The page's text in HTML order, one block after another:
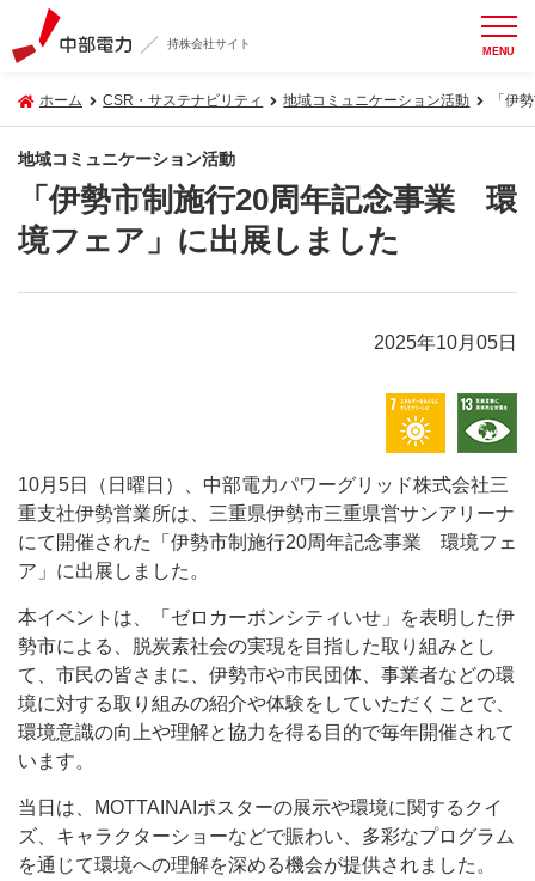
持株会社サイト MENU
ホーム CSR・サステナビリティ 地域コミュニケーション活動 「伊
地域コミュニケーション活動
「伊勢市制施行20周年記念事業 環
境フェア」に出展しました
2025年10月05日
10月5日（日曜日）、中部電力パワーグリッド株式会社三
重支社伊勢営業所は、三重県伊勢市三重県営サンアリーナ
にて開催された「伊勢市制施行20周年記念事業 環境フェ
ア」に出展しました。
本イベントは、「ゼロカーボンシティいせ」を表明した伊
勢市による、脱炭素社会の実現を目指した取り組みとし
て、市民の皆さまに、伊勢市や市民団体、事業者などの環
境に対する取り組みの紹介や体験をしていただくことで、
環境意識の向上や理解と協力を得る目的で毎年開催されて
います。
当日は、MOTTAINAIポスターの展示や環境に関するクイ
ズ、キャラクターショーなどで賑わい、多彩なプログラム
を通じて環境への理解を深める機会が提供されました。